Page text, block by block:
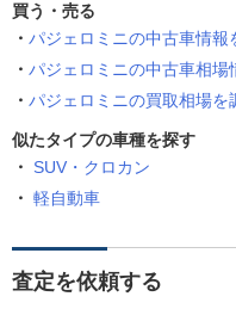
買う・売る
パジェロミニの中古車情報
パジェロミニの中古車相場
パジェロミニの買取相場を
似たタイプの車種を探す
SUV・クロカン
軽自動車
査定を依頼する